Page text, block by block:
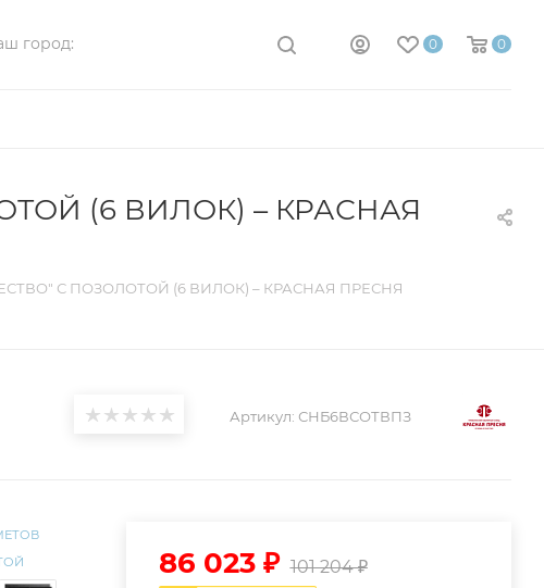
город: 0 0
(6 ВИЛОК) – КРАСНАЯ
С ПОЗОЛОТОЙ (6 ВИЛОК) – КРАСНАЯ ПРЕСНЯ
Артикул: СНБ6ВСОТВПЗ
86 023₽ 101 204₽